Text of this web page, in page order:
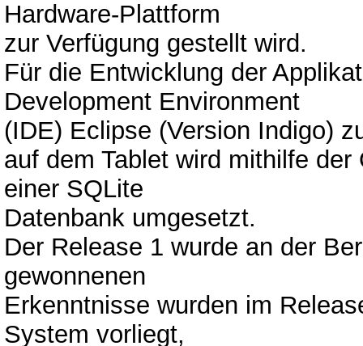
Hardware-Plattform
zur Verfügung gestellt wird.
Für die Entwicklung der
Development Environment
(IDE) Eclipse (Version Indigo)
auf dem Tablet wird mithilfe
einer SQLite
Datenbank umgesetzt.
Der Release 1 wurde an der
gewonnenen
Erkenntnisse wurden im
System vorliegt,